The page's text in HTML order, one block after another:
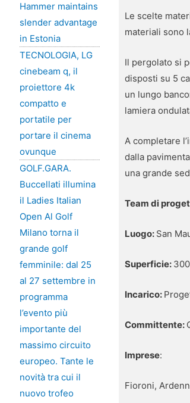
Hammer maintains
slender advantage
in Estonia
TECNOLOGIA, LG
cinebeam q, il
proiettore 4k
compatto e
portatile per
portare il cinema
ovunque
GOLF.GARA.
Buccellati illumina
il Ladies Italian
Open Al Golf
Milano torna il
grande golf
femminile: dal 25
al 27 settembre in
programma
l’evento più
importante del
massimo circuito
europeo. Tante le
novità tra cui il
nuovo trofeo
Le scelte
materiali sono
Il pergolato si
disposti su 5
un lungo
lamiera
A completare
dalla
una grande
Team di
Luogo: San
Superficie:
Incarico:
Committente:
Imprese:
Fioroni,